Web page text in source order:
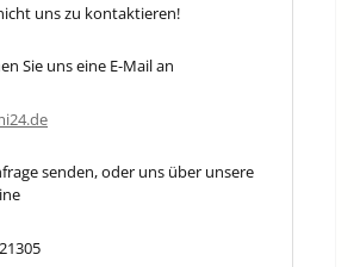
uns zu kontaktieren!
Sie uns eine E-Mail an
senden, oder uns über unsere